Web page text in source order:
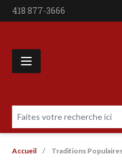
Aller au contenu principal
Téléphone
418 877-3666
Faites votre recherche ici
Livres par page
Fil d'Ariane
Accueil Traditions